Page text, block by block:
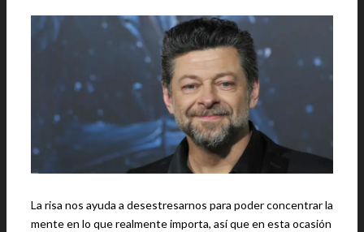
La risa nos ayuda a desestresarnos para poder concentrar la
mente en lo que realmente importa, así que en esta ocasión